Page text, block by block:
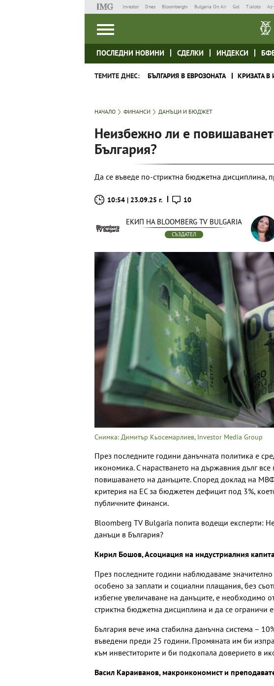
Investor Dnes Bloombergtv Bulgaria On Air Gol Tialoto
ПОСЛЕДНИ НОВИНИ СДЕЛКИ ИНДЕКСИ
ТЕМИТЕ ДНЕС: БЪЛГАРИЯ В ЕВРОЗОНАТА КРИЗАТА В
НАЧАЛО ФИНАНСИ ДАНЪЦИ И БЮДЖЕТ
Неизбежно ли е
България?
Да се въведе по-стриктна бюджетна дисциплина,
10:54 | 23.09.25 г. 10
ЕКИП НА BLOOMBERG TV BULGARIA
СЪЗДАТЕЛ
Снимка: Димитър Кьосемарлиев, Investor Media Group
През последните години данъчната политика е
икономика. С нарастването на държавния дълг все
повишаването на данъците. Според доклад на
критерия на ЕС за бюджетен дефицит под 3%,
публичните финанси.
Bloomberg TV Bulgaria попита водещи експерти:
данъци в България?
Кирил Бошов, Асоциация на индустриалния
През последните години наблюдаваме
особено за заплати и социални плащания, без
избегне увеличаване на данъците, е необходимо
стриктна бюджетна дисциплина и да се ограничи
България вече има стабилна данъчна система –
въведени преди 25 години. Промяната им би
към инвеститорите и би подкопала доверието в
Васил Караиванов, макроикономист и